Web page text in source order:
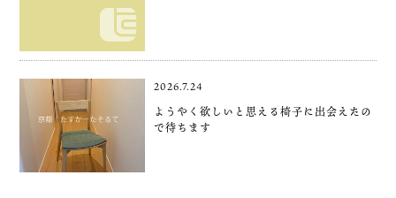
2026.7.24
ようやく欲しいと思える椅子に出会えたの
で待ちます